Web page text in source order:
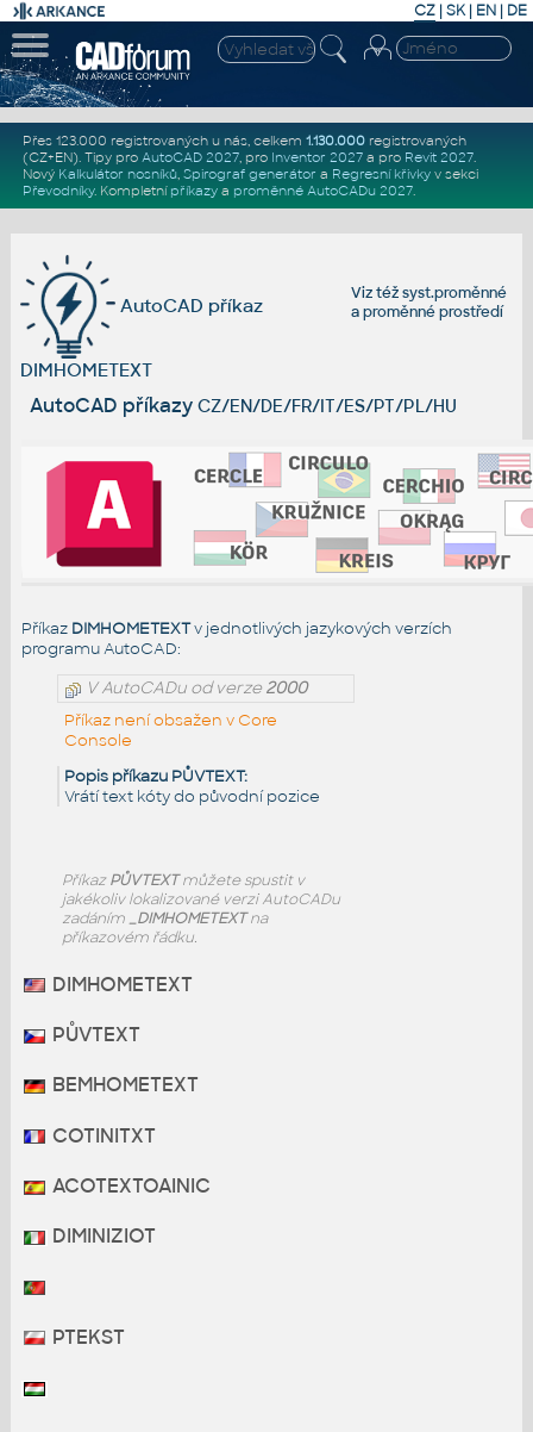
CZ | SK| EN | DE
Přes 123.000 registrovaných u nás, celkem 1.130.000registrovaných
(CZ+EN). Tipy pro AutoCAD 2027, pro Inventor 2027a pro Revit 2027.
Nový Kalkulátor nosníků, Spirograf generátor a Regresní křivkyv sekci
Převodníky. Kompletní příkazya proměnné AutoCADu 2027.
Viz téžsyst.proměnné
aproměnné prostředí
AutoCAD příkaz
DIMHOMETEXT
AutoCAD příkazy CZ/EN/DE/FR/IT/ES/PT/PL/HU
Příkaz DIMHOMETEXTv jednotlivých jazykových verzích
programu AutoCAD:
V AutoCADu od verze2000
Příkaz není obsažen v Core
Console
Popis příkazu PŮVTEXT:
Vrátí text kóty do původní pozice
PříkazPŮVTEXTmůžete spustit v
jakékoliv lokalizované verzi AutoCADu
zadáním _DIMHOMETEXTna
příkazovém řádku.
DIMHOMETEXT
PŮVTEXT
BEMHOMETEXT
COTINITXT
ACOTEXTOAINIC
DIMINIZIOT
PTEKST